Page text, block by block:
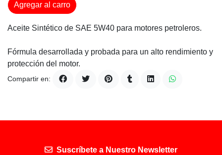
Agregar al carro
Aceite Sintético de SAE 5W40 para motores petroleros.
Fórmula desarrollada y probada para un alto rendimiento y
protección del motor.
Compartir en:
Suscríbete a Nuestro Newsletter